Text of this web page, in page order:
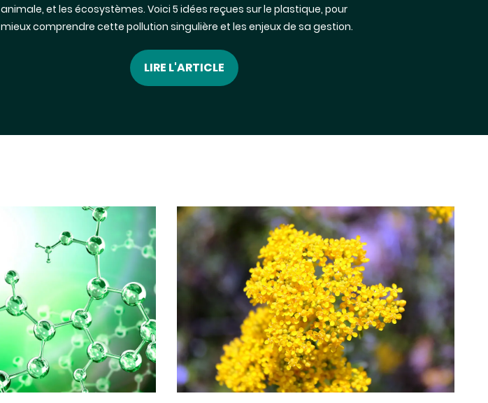
animale, et les écosystèmes. Voici 5 idées reçues sur le plastique, pour
mieux comprendre cette pollution singulière et les enjeux de sa gestion.
LIRE L'ARTICLE